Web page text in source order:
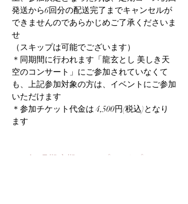
発送から6回分の配送完了までキャンセルが
できませんのであらかじめご了承くださいま
せ
（スキップは可能でございます）
＊同期間に行われます「龍玄とし 美しき天
空のコンサート」にご参加されていなくて
も、上記参加対象の方は、イベントにご参加
いただけます
＊参加チケット代金は 4,500円(税込)となり
ます
2024年1月期 定期コース プラチナプレミアム